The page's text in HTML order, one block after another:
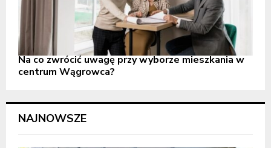
Na co zwrócić uwagę przy wyborze mieszkania w
centrum Wągrowca?
NAJNOWSZE